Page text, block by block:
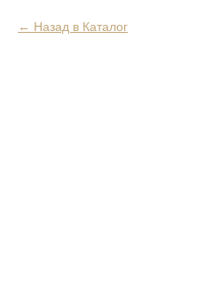
Назад в Каталог